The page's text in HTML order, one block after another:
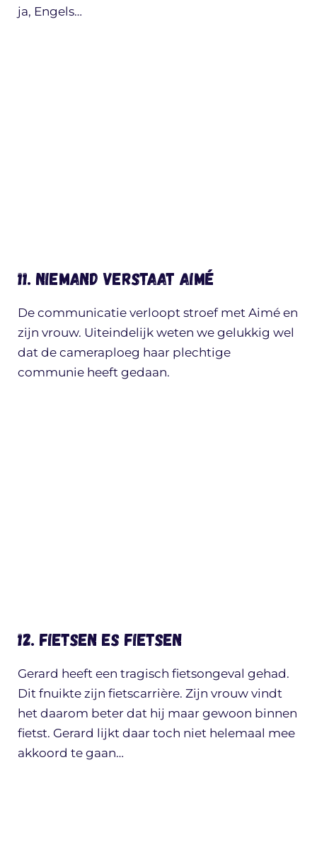
ja, Engels…
11. Niemand verstaat Aimé
De communicatie verloopt stroef met Aimé en
zijn vrouw. Uiteindelijk weten we gelukkig wel
dat de cameraploeg haar plechtige
communie heeft gedaan.
12. Fietsen es fietsen
Gerard heeft een tragisch fietsongeval gehad.
Dit fnuikte zijn fietscarrière. Zijn vrouw vindt
het daarom beter dat hij maar gewoon binnen
fietst. Gerard lijkt daar toch niet helemaal mee
akkoord te gaan…